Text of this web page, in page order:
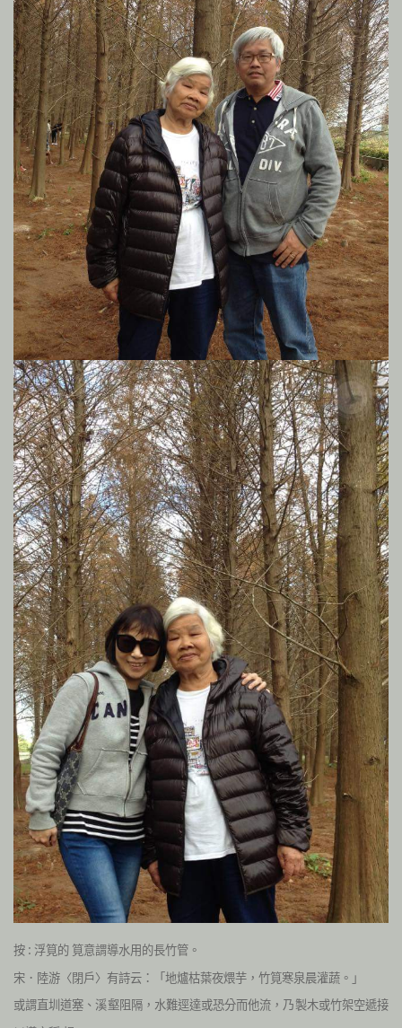
按 : 浮筧的 筧意謂導水用的長竹管。
宋．陸游〈閉戶〉有詩云：「地爐枯葉夜煨芋，竹筧寒泉晨灌蔬。」
或謂直圳道塞、溪壑阻隔，水難逕達或恐分而他流，乃製木或竹架空遞接